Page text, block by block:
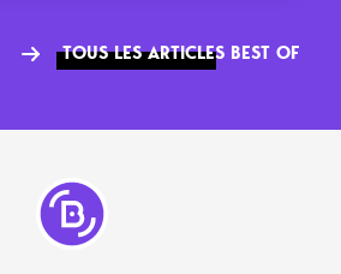
TOUS LES ARTICLES BEST OF